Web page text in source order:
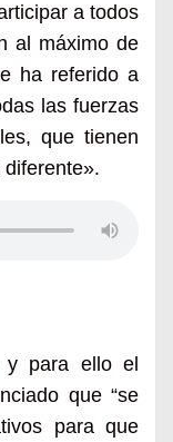
a todos
al máximo de
ha referido a
las fuerzas
que tienen
y para ello el
que “se
para que